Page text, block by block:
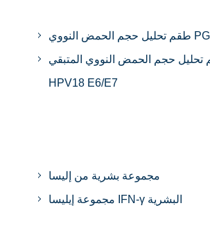
تحليل حجم الحمض النووي المتبقي
HPV18 E6/E7
مجموعة بشرية من إليسا
مجموعة إيليسا IFN-γ البشرية